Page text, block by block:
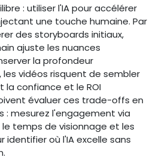
: utiliser l'IA pour accélérer
une touche humaine. Par
des storyboards initiaux,
ajuste les nuances
la profondeur
les vidéos risquent de sembler
la confiance et le ROI
évaluer ces trade-offs en
mesurez l'engagement via
temps de visionnage et les
identifier où l'IA excelle sans